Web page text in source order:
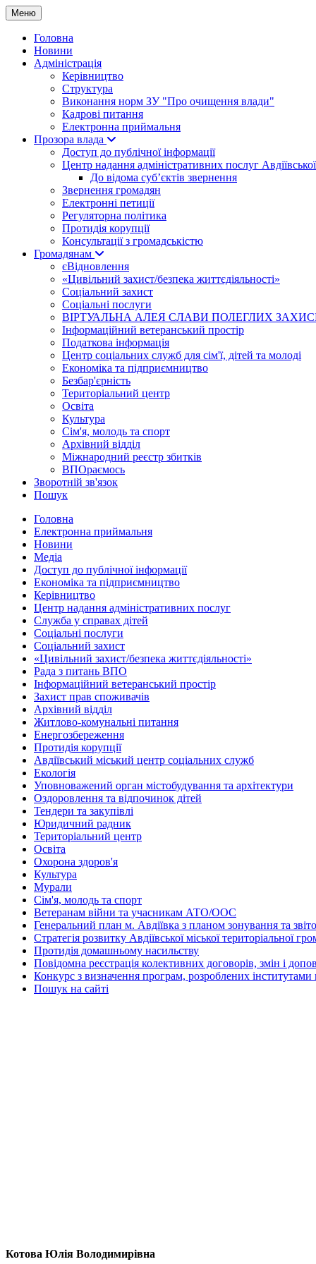
Меню
Головна
Новини
Адміністрація
Керівництво
Структура
Виконання норм ЗУ "Про очищення влади"
Кадрові питання
Електронна приймальня
Прозора влада
Доступ до публічної інформації
Центр надання адміністративних послуг Авдіївської
До відома суб’єктів звернення
Звернення громадян
Електронні петиції
Регуляторна політика
Протидія корупції
Консультації з громадськістю
Громадянам
єВідновлення
«Цивільний захист/безпека життєдіяльності»
Соціальний захист
Соціальні послуги
ВІРТУАЛЬНА АЛЕЯ СЛАВИ ПОЛЕГЛИХ
Інформаційний ветеранський простір
Податкова інформація
Центр соціальних служб для сім'ї, дітей та молоді
Економіка та підприємництво
Безбар'єрність
Територіальний центр
Освіта
Культура
Сім'я, молодь та спорт
Архівний відділ
Міжнародний реєстр збитків
ВПОраємось
Зворотній зв'язок
Пошук
Головна
Електронна приймальня
Новини
Медіа
Доступ до публічної інформації
Економіка та підприємництво
Керівництво
Центр надання адміністративних послуг
Служба у справах дітей
Соціальні послуги
Соціальний захист
«Цивільний захист/безпека життєдіяльності»
Рада з питань ВПО
Інформаційний ветеранський простір
Захист прав споживачів
Архівний відділ
Житлово-комунальні питання
Енергозбереження
Протидія корупції
Авдіївський міський центр соціальних служб
Екологія
Уповноважений орган містобудування та архітектури
Оздоровлення та відпочинок дітей
Тендери та закупівлі
Юридичний радник
Територіальний центр
Освіта
Охорона здоров'я
Культура
Мурали
Сім'я, молодь та спорт
Ветеранам війни та учасникам АТО/ООС
Генеральний план м. Авдіївка з планом зонування та
Стратегія розвитку Авдіївської міської територіальної
Протидія домашньому насильству
Повідомна реєстрація колективних договорів, змін і
Конкурс з визначення програм, розроблених інститутами
Пошук на сайті
Котова Юлія Володимирівна